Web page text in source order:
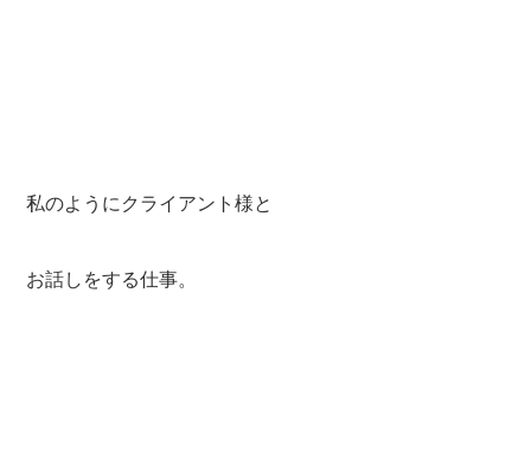
私のようにクライアント様と
お話しをする仕事。